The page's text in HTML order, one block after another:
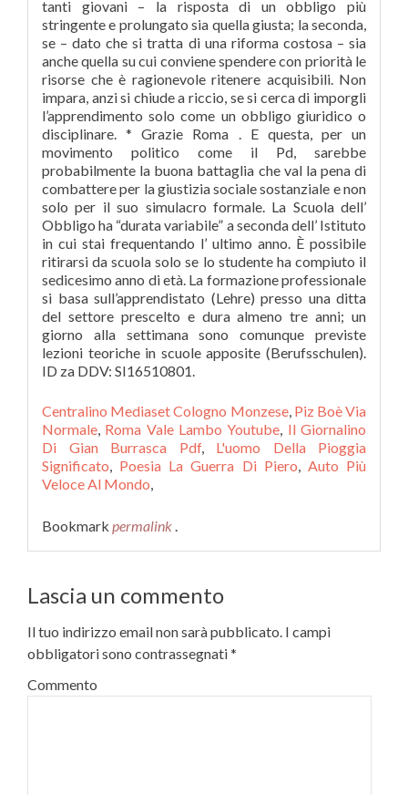
Centralino Mediaset Cologno Monzese, Piz Boè Via
Normale, Roma Vale Lambo Youtube, Il Giornalino
Di Gian Burrasca Pdf, L'uomo Della Pioggia
Significato, Poesia La Guerra Di Piero, Auto Più
Veloce Al Mondo,
Bookmark permalink .
Lascia un commento
Il tuo indirizzo email non sarà pubblicato. I campi
obbligatori sono contrassegnati*
Commento